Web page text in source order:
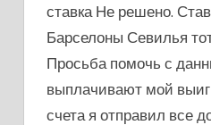
ставка Не решено.
Барселоны Севилья
Просьба помочь с
выплачивают мой
счета я отправил все